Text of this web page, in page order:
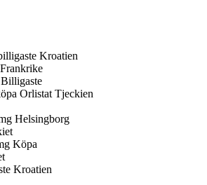
Kroatien
Orlistat Tjeckien
Helsingborg
Köpa
Kroatien